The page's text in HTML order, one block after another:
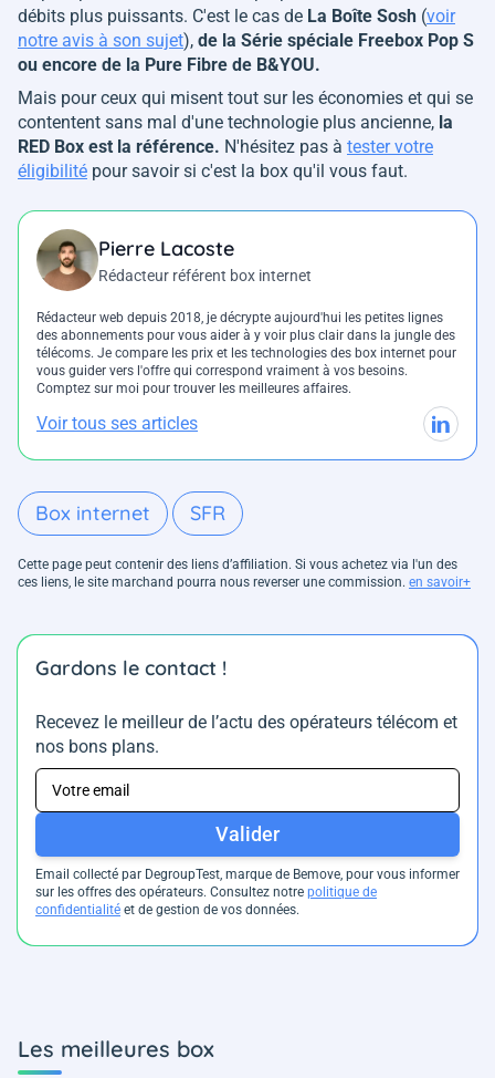
débits plus puissants. C'est le cas de La Boîte Sosh (voir
notre avis à son sujet), de la Série spéciale Freebox Pop S
ou encore de la Pure Fibre de B&YOU.
Mais pour ceux qui misent tout sur les économies et qui se
contentent sans mal d'une technologie plus ancienne, la
RED Box est la référence. N'hésitez pas à tester votre
éligibilité pour savoir si c'est la box qu'il vous faut.
Pierre Lacoste
Rédacteur référent box internet
Rédacteur web depuis 2018, je décrypte aujourd'hui les petites lignes
des abonnements pour vous aider à y voir plus clair dans la jungle des
télécoms. Je compare les prix et les technologies des box internet pour
vous guider vers l'offre qui correspond vraiment à vos besoins.
Comptez sur moi pour trouver les meilleures affaires.
Voir tous ses articles
Box internet SFR
Cette page peut contenir des liens d’affiliation. Si vous achetez via l'un des
ces liens, le site marchand pourra nous reverser une commission. en savoir+
Gardons le contact !
Recevez le meilleur de l’actu des opérateurs télécom et
nos bons plans.
Valider
Email collecté par DegroupTest, marque de Bemove, pour vous informer
sur les offres des opérateurs. Consultez notre politique de
confidentialité et de gestion de vos données.
Les meilleures box